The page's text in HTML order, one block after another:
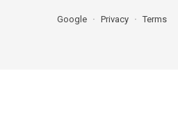
Google Privacy Terms